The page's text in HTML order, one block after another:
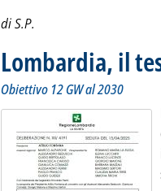
di S.P.
Lombardia, il
Obiettivo 12 GW al 2030